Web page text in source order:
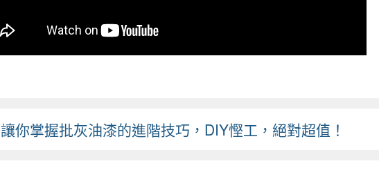
讓你掌握批灰油漆的進階技巧，DIY慳工，絕對超值！